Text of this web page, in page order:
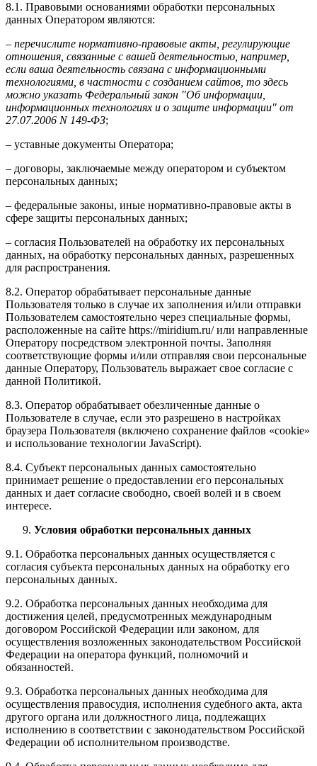
8.1. Правовыми основаниями обработки персональных
данных Оператором являются:
– перечислите нормативно-правовые акты, регулирующие
отношения, связанные с вашей деятельностью, например,
если ваша деятельность связана с информационными
технологиями, в частности с созданием сайтов, то здесь
можно указать Федеральный закон "Об информации,
информационных технологиях и о защите информации" от
27.07.2006 N 149-ФЗ;
– уставные документы Оператора;
– договоры, заключаемые между оператором и субъектом
персональных данных;
– федеральные законы, иные нормативно-правовые акты в
сфере защиты персональных данных;
– согласия Пользователей на обработку их персональных
данных, на обработку персональных данных, разрешенных
для распространения.
8.2. Оператор обрабатывает персональные данные
Пользователя только в случае их заполнения и/или отправки
Пользователем самостоятельно через специальные формы,
расположенные на сайте https://miridium.ru/ или направленные
Оператору посредством электронной почты. Заполняя
соответствующие формы и/или отправляя свои персональные
данные Оператору, Пользователь выражает свое согласие с
данной Политикой.
8.3. Оператор обрабатывает обезличенные данные о
Пользователе в случае, если это разрешено в настройках
браузера Пользователя (включено сохранение файлов «cookie»
и использование технологии JavaScript).
8.4. Субъект персональных данных самостоятельно
принимает решение о предоставлении его персональных
данных и дает согласие свободно, своей волей и в своем
интересе.
Условия обработки персональных данных
9.1. Обработка персональных данных осуществляется с
согласия субъекта персональных данных на обработку его
персональных данных.
9.2. Обработка персональных данных необходима для
достижения целей, предусмотренных международным
договором Российской Федерации или законом, для
осуществления возложенных законодательством Российской
Федерации на оператора функций, полномочий и
обязанностей.
9.3. Обработка персональных данных необходима для
осуществления правосудия, исполнения судебного акта, акта
другого органа или должностного лица, подлежащих
исполнению в соответствии с законодательством Российской
Федерации об исполнительном производстве.